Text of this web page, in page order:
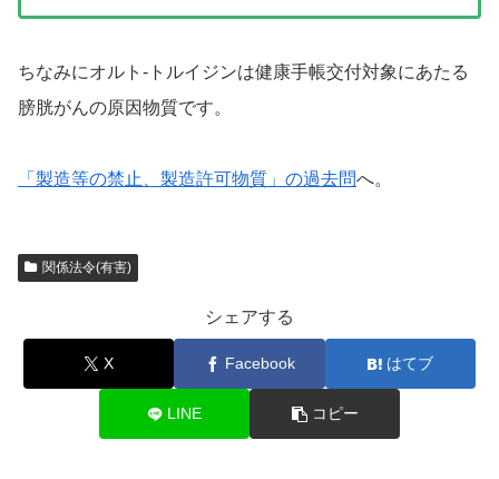
ちなみにオルト-トルイジンは健康手帳交付対象にあたる
膀胱がんの原因物質です。
「製造等の禁止、製造許可物質」の過去問へ。
関係法令(有害)
シェアする
X Facebook はてブ
LINE コピー